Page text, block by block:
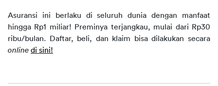
Asuransi ini berlaku di seluruh dunia dengan manfaat
hingga Rp1 miliar! Preminya terjangkau, mulai dari Rp30
online di sini!